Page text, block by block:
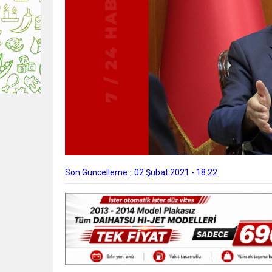
Son Güncelleme : 02 Şubat 2021 - 18:22